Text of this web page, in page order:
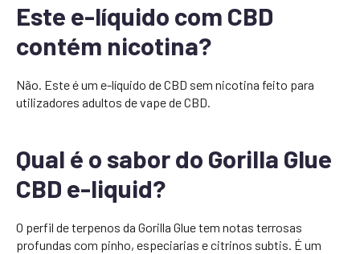
Este e-líquido com CBD
contém nicotina?
Não. Este é um e-líquido de CBD sem nicotina feito para
utilizadores adultos de vape de CBD.
Qual é o sabor do Gorilla Glue
CBD e-liquid?
O perfil de terpenos da Gorilla Glue tem notas terrosas
profundas com pinho, especiarias e citrinos subtis. É um